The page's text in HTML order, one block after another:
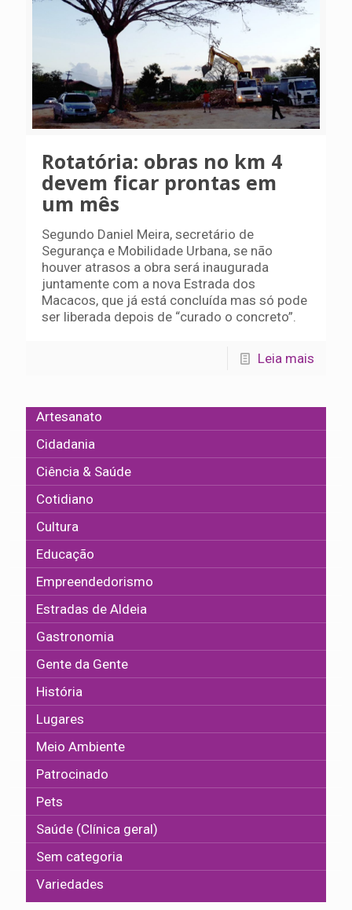
Rotatória: obras no km 4
devem ficar prontas em
um mês
Segundo Daniel Meira, secretário de
Segurança e Mobilidade Urbana, se não
houver atrasos a obra será inaugurada
juntamente com a nova Estrada dos
Macacos, que já está concluída mas só pode
ser liberada depois de “curado o concreto”.
Leia mais
Artesanato
Cidadania
Ciência & Saúde
Cotidiano
Cultura
Educação
Empreendedorismo
Estradas de Aldeia
Gastronomia
Gente da Gente
História
Lugares
Meio Ambiente
Patrocinado
Pets
Saúde (Clínica geral)
Sem categoria
Variedades